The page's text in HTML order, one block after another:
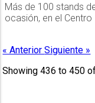
Más de 100 stands
ocasión, en el
« AnteriorSiguiente »
Showing436 to450